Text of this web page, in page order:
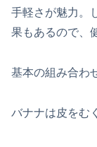
手軽さが魅力。
果もあるので、
基本の組み合わ
バナナは皮をむ